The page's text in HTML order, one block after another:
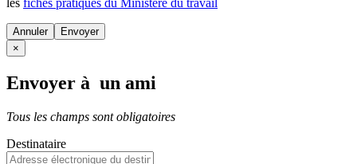
les fiches pratiques du Ministère du travail
Annuler
×
Envoyer à un ami
Tous les champs sont obligatoires
Destinataire